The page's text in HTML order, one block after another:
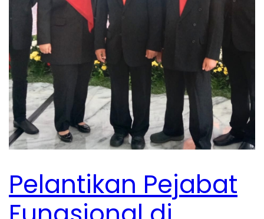
Pelantikan Pejabat